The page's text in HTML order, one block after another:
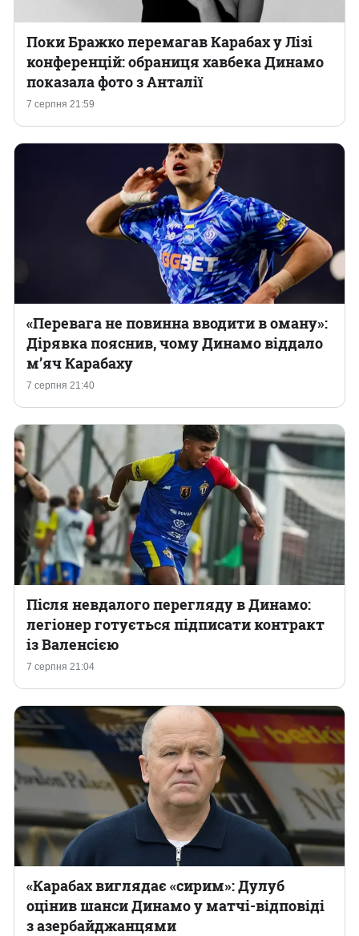
7 серпня 21:59
Поки Бражко перемагав Карабах у Лізі
конференцій: обраниця хавбека Динамо
показала фото з Анталії
7 серпня 21:40
«Перевага не повинна вводити в оману»:
Дірявка пояснив, чому Динамо віддало
м’яч Карабаху
7 серпня 21:04
Після невдалого перегляду в Динамо:
легіонер готується підписати контракт
із Валенсією
«Карабах виглядає «сирим»: Дулуб
оцінив шанси Динамо у матчі-відповіді
з азербайджанцями